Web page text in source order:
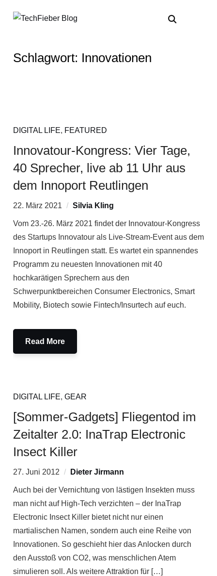
Schlagwort: Innovationen
DIGITAL LIFE, FEATURED
Innovatour-Kongress: Vier Tage,
40 Sprecher, live ab 11 Uhr aus
dem Innoport Reutlingen
22. März 2021 Silvia Kling
Vom 23.-26. März 2021 findet der Innovatour-Kongress
des Startups Innovatour als Live-Stream-Event aus dem
Innoport in Reutlingen statt. Es wartet ein spannendes
Programm zu neuesten Innovationen mit 40
hochkarätigen Sprechern aus den
Schwerpunktbereichen Consumer Electronics, Smart
Mobility, Biotech sowie Fintech/Insurtech auf euch.
Read More
DIGITAL LIFE, GEAR
[Sommer-Gadgets] Fliegentod im
Zeitalter 2.0: InaTrap Electronic
Insect Killer
27. Juni 2012 Dieter Jirmann
Auch bei der Vernichtung von lästigen Insekten muss
man nicht auf High-Tech verzichten – der InaTrap
Electronic Insect Killer bietet nicht nur einen
martialischen Namen, sondern auch eine Reihe von
Innovationen. So geschieht hier das Anlocken durch
den Ausstoß von CO2, was menschlichen Atem
simulieren soll. Als weitere Attraktion für […]